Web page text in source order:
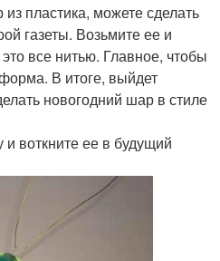
пластика, можете сделать
газеты. Возьмите ее и
все нитью. Главное, чтобы
В итоге, выйдет
новогодний шар в стиле
воткните ее в будущий